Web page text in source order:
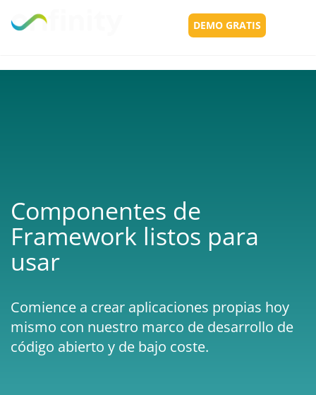
DEMO GRATIS
Componentes de
Framework listos para
usar
Comience a crear aplicaciones propias hoy
mismo con nuestro marco de desarrollo de
código abierto y de bajo coste.